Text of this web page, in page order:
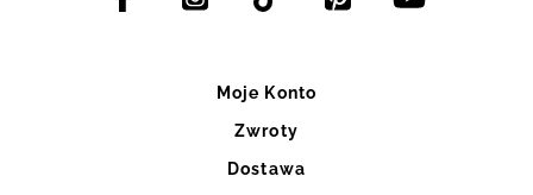
Moje Konto
Zwroty
Dostawa